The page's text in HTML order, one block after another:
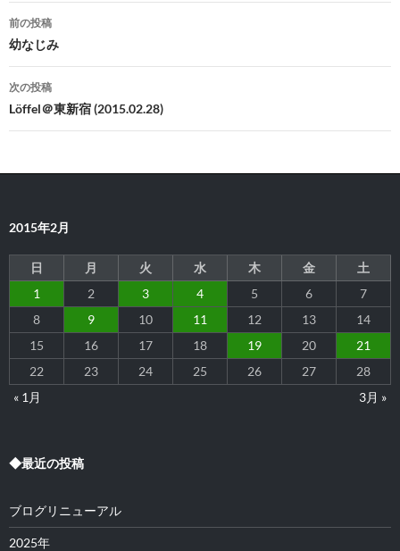
投
稿
ナ
ビ
ゲ
ー
ョ
前の投稿
幼なじみ
次の投稿
Löffel＠東新宿 (2015.02.28)
2015年2月
日 月 火 水 木 金
土
1
2 3 4 5 6
7
8
9 10 11 12 13
14
15
16 17 18 19 20
21
22
23 24 25 26 27
28
« 1月
3月 »
◆最近の投稿
ブログリニューアル
2025年